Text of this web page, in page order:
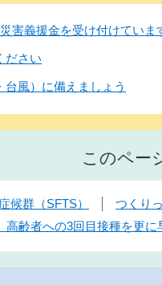
害義援金を受け付けていま
ださい
台風）に備えましょう
このペー
候群（SFTS）
つくり
高齢者への3回目接種を更